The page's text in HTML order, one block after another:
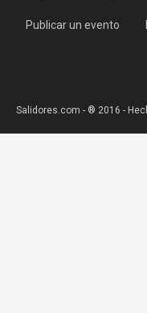
Publicar un evento
Salidores.com - ® 2016 -